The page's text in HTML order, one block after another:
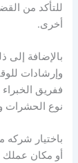
للتأكد من
أخرى.
بالإضافة إلى
وإرشادات
ففريق
نوع الحشرات
باختيار
أو مكان